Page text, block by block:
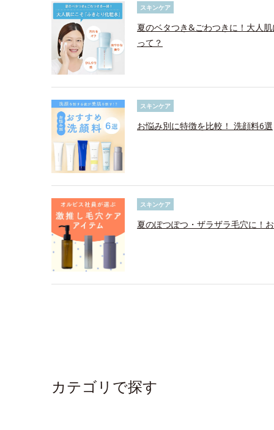
スキンケア
夏のベタつき&ごわつきに！大人
って？
スキンケア
お悩み別に特徴を比較！ 洗顔料6選
スキンケア
夏のぽつぽつ・ザラザラ毛穴に！
カテゴリで探す